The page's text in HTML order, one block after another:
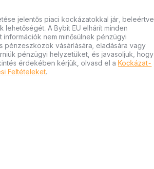
jelentős piaci kockázatokkal jár, beleértve
A Bybit EU elhárít minden
nem minősülnek pénzügyi
pénzeszközök vásárlására, eladására vagy
pénzügyi helyzetüket, és javasoljuk, hogy
érdekében kérjük, olvasd el a Kockázat-
Feltételeket.